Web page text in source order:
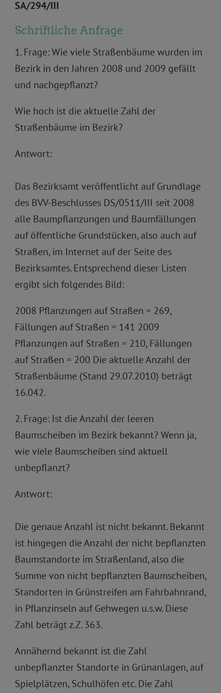
SA/294/III
Schriftliche Anfrage
1. Frage: Wie viele Straßenbäume wurden im
Bezirk in den Jahren 2008 und 2009 gefällt
und nachgepflanzt?
Wie hoch ist die aktuelle Zahl der
Straßenbäume im Bezirk?
Antwort:
Das Bezirksamt veröffentlicht auf Grundlage
des BVV-Beschlusses DS/0511/III seit 2008
alle Baumpflanzungen und Baumfällungen
auf öffentliche Grundstücken, also auch auf
Straßen, im Internet auf der Seite des
Bezirksamtes. Entsprechend dieser Listen
ergibt sich folgendes Bild:
2008 Pflanzungen auf Straßen = 269,
Fällungen auf Straßen = 141 2009
Pflanzungen auf Straßen = 210, Fällungen
auf Straßen = 200 Die aktuelle Anzahl der
Straßenbäume (Stand 29.07.2010) beträgt
16.042.
2. Frage: Ist die Anzahl der leeren
Baumscheiben im Bezirk bekannt? Wenn ja,
wie viele Baumscheiben sind aktuell
unbepflanzt?
Antwort:
Die genaue Anzahl ist nicht bekannt. Bekannt
ist hingegen die Anzahl der nicht bepflanzten
Baumstandorte im Straßenland, also die
Summe von nicht bepflanzten Baumscheiben,
Standorten in Grünstreifen am Fahrbahnrand,
in Pflanzinseln auf Gehwegen u.s.w. Diese
Zahl beträgt z.Z. 363.
Annähernd bekannt ist die Zahl
unbepflanzter Standorte in Grünanlagen, auf
Spielplätzen, Schulhöfen etc. Die Zahl